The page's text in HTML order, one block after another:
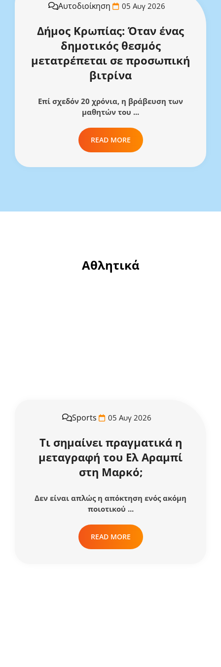
Αυτοδιοίκηση 05 Αυγ 2026
Δήμος Κρωπίας: Όταν ένας
δημοτικός θεσμός
μετατρέπεται σε προσωπική
βιτρίνα
Επί σχεδόν 20 χρόνια, η βράβευση των
μαθητών του ...
READ MORE
Αθλητικά
Sports 05 Αυγ 2026
Τι σημαίνει πραγματικά η
μεταγραφή του Ελ Αραμπί
στη Μαρκό;
Δεν είναι απλώς η απόκτηση ενός ακόμη
ποιοτικού ...
READ MORE